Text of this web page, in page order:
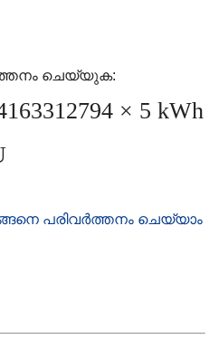
ചെയ്യുക:
× 5 kWh
പരിവർത്തനം ചെയ്യാം